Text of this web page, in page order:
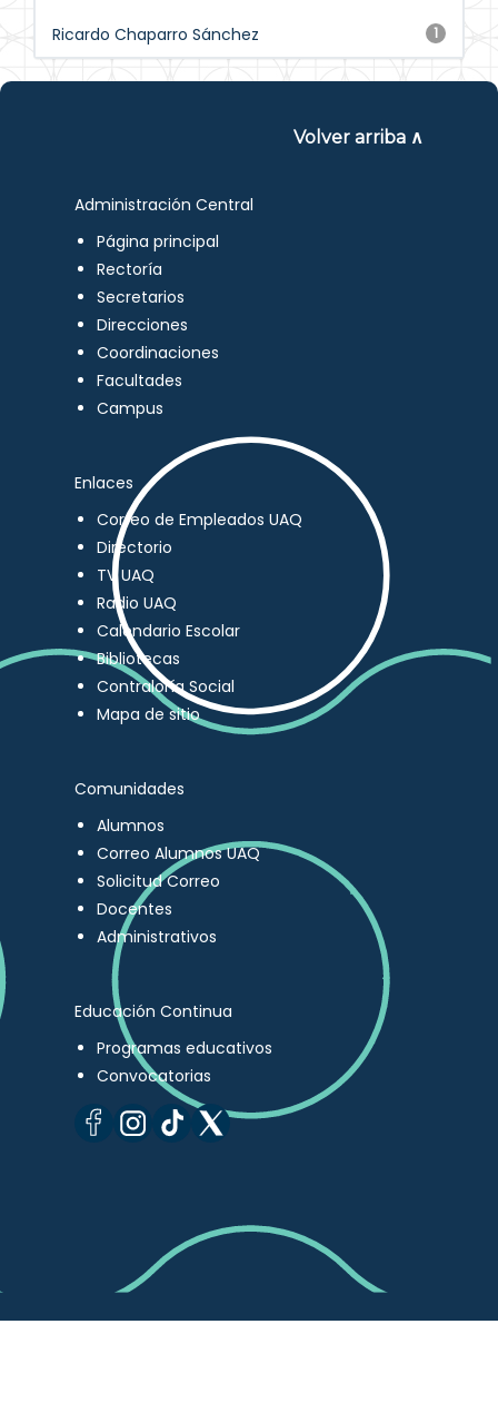
1
Ricardo Chaparro Sánchez
Volver arriba ∧
Administración Central
Página principal
Rectoría
Secretarios
Direcciones
Coordinaciones
Facultades
Campus
Enlaces
Correo de Empleados UAQ
Directorio
TV UAQ
Radio UAQ
Calendario Escolar
Bibliotecas
Contraloría Social
Mapa de sitio
Comunidades
Alumnos
Correo Alumnos UAQ
Solicitud Correo
Docentes
Administrativos
Educación Continua
Programas educativos
Convocatorias